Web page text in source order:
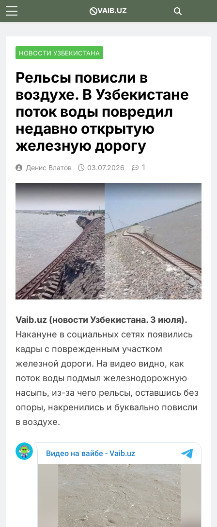
Skip
to
VAIB.UZ
НОВОСТИ УЗБЕКИСТАНА
Рельсы повисли в
воздухе. В Узбекистане
поток воды повредил
недавно открытую
железную дорогу
Денис Влатов 03.07.2026 1
Vaib.uz (новости Узбекистана. 3 июля).
Накануне в социальных сетях появились
кадры с поврежденным участком
железной дороги. На видео видно, как
поток воды подмыл железнодорожную
насыпь, из-за чего рельсы, оставшись без
опоры, накренились и буквально повисли
в воздухе.